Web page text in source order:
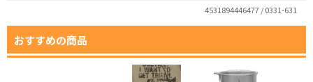
4531894446477 / 0331-631
おすすめの商品